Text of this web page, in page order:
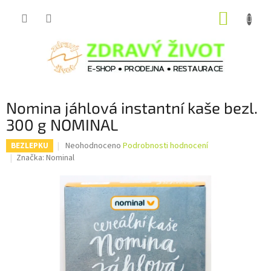
Nomina jáhlová instantní kaše bezl.
300 g NOMINAL
BEZLEPKU
Průměrné
hodnocení
je
0,0
hvězdiček.
Neohodnoceno Podrobnosti hodnocení
Značka: Nominal